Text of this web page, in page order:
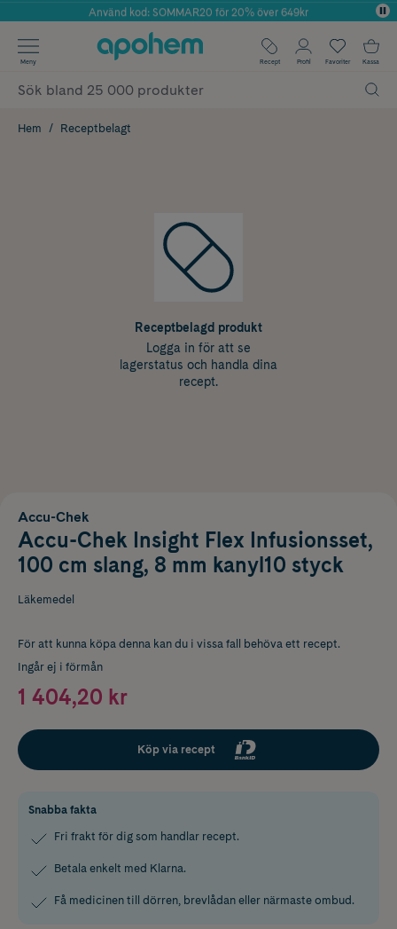
Årets Butik 2025 inom Skönhet
Använd kod: SOMMAR20 för 20% över 649kr
✓ Fri frakt
✓ Poäng på alla köp*
Meny Recept Profil Favoriter Kassa
Hem Receptbelagt
Receptbelagd produkt
Logga in för att se
lagerstatus och handla dina
recept.
Accu-Chek
Accu-Chek Insight Flex Infusionsset,
100 cm slang, 8 mm kanyl10 styck
Läkemedel
För att kunna köpa denna kan du i vissa fall behöva ett recept.
Ingår ej i förmån
1 404,20 kr
Köp via recept
Snabba fakta
Fri frakt för dig som handlar recept.
Betala enkelt med Klarna.
Få medicinen till dörren, brevlådan eller närmaste ombud.